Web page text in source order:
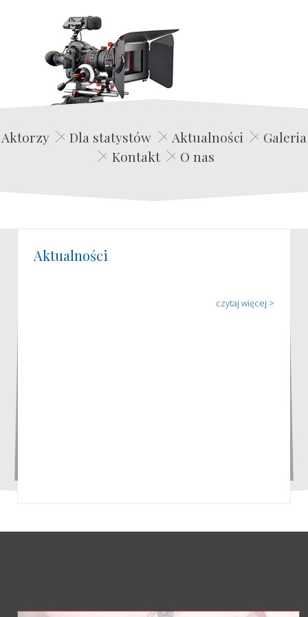
Edwin Film Agencja Aktorska
Aktorzy Dla statystów Aktualności
Galeria
Kontakt
O nas
Aktualności
czytaj więcej >